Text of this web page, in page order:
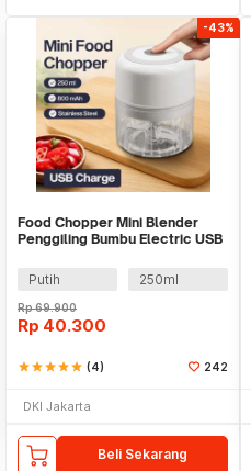
-43%
Food Chopper Mini Blender
Penggiling Bumbu Electric USB
Putih
250ml
Rp69.900
Rp 40.300
starstarstarstarstar (4) 242
DKI Jakarta
Beli Sekarang